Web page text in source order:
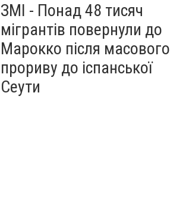
ЗМІ - Понад 48 тисяч
мігрантів повернули до
Марокко після масового
прориву до іспанської
Сеути